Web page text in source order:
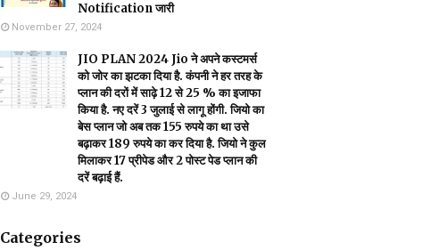
Notification जारी
November 27, 2024
JIO PLAN 2024 Jio ने अपने कस्टमर्स
को जोर का झटका दिया है. कंपनी ने हर तरह के
प्लान की दरों में साढ़े 12 से 25 % का इजाफा
किया है. नए दरें 3 जुलाई से लागू होंगी. जियो का
बेस प्लान जो अब तक 155 रुपये का था उसे
बढ़ाकर 189 रुपये का कर दिया है. जियो ने कुल
मिलाकर 17 प्रीपेड और 2 पोस्ट पेड प्लान की
दरें बढ़ाई हैं.
June 29, 2024
Categories